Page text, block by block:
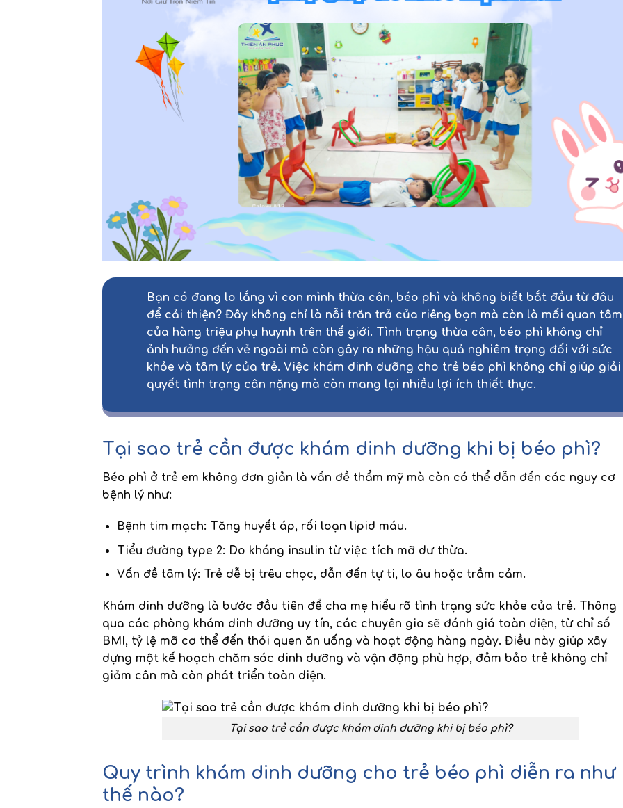
Bạn có đang lo lắng vì con mình thừa cân, béo phì và không biết bắt đầu từ đâu
để cải thiện? Đây không chỉ là nỗi trăn trở của riêng bạn mà còn là mối quan tâm
của hàng triệu phụ huynh trên thế giới. Tình trạng thừa cân, béo phì không chỉ
ảnh hưởng đến vẻ ngoài mà còn gây ra những hậu quả nghiêm trọng đối với sức
khỏe và tâm lý của trẻ. Việc khám dinh dưỡng cho trẻ béo phì không chỉ giúp giải
quyết tình trạng cân nặng mà còn mang lại nhiều lợi ích thiết thực.
Tại sao trẻ cần được khám dinh dưỡng khi bị béo phì?
Béo phì ở trẻ em không đơn giản là vấn đề thẩm mỹ mà còn có thể dẫn đến các nguy cơ
bệnh lý như:
Bệnh tim mạch: Tăng huyết áp, rối loạn lipid máu.
Tiểu đường type 2: Do kháng insulin từ việc tích mỡ dư thừa.
Vấn đề tâm lý: Trẻ dễ bị trêu chọc, dẫn đến tự ti, lo âu hoặc trầm cảm.
Khám dinh dưỡng là bước đầu tiên để cha mẹ hiểu rõ tình trạng sức khỏe của trẻ. Thông
qua các phòng khám dinh dưỡng uy tín, các chuyên gia sẽ đánh giá toàn diện, từ chỉ số
BMI, tỷ lệ mỡ cơ thể đến thói quen ăn uống và hoạt động hàng ngày. Điều này giúp xây
dựng một kế hoạch chăm sóc dinh dưỡng và vận động phù hợp, đảm bảo trẻ không chỉ
giảm cân mà còn phát triển toàn diện.
Tại sao trẻ cần được khám dinh dưỡng khi bị béo phì?
Quy trình khám dinh dưỡng cho trẻ béo phì diễn ra như
thế nào?